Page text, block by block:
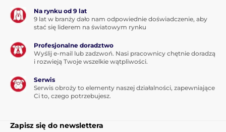
Na rynku od 9 lat
9 lat w branży dało nam odpowiednie doświadczenie, aby
stać się liderem na światowym rynku
Profesjonalne doradztwo
Wyślij e-mail lub zadzwoń. Nasi pracownicy chętnie doradzą
i rozwieją Twoje wszelkie wątpliwości.
Serwis
Serwis obroży to elementy naszej działalności, zapewniające
Ci to, czego potrzebujesz.
Zapisz się do newslettera